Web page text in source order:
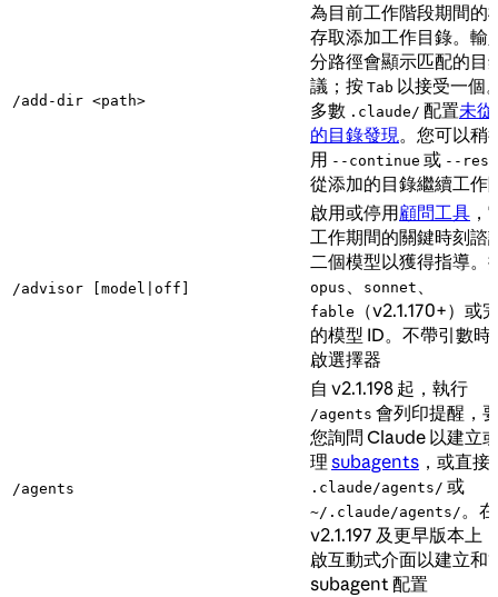
/add-dir <path>
為目前工作階段期間的
存取添加工作目錄。輸
分路徑會顯示匹配的目
議；按 Tab 以接受一個
多數 .claude/ 配置未
的目錄發現。您可以稍
用 --continue 或 --
從添加的目錄繼續工作
/advisor [model|off]
啟用或停用顧問工具 ，
工作期間的關鍵時刻諮
二個模型以獲得指導。
opus 、 sonnet 、
fable
（v2.1.170+）或
的模型 ID。不帶引數時
啟選擇器
/agents
自 v2.1.198 起，執行
/agents 會列印提醒，
您詢問 Claude 以建立
理 subagents ，或直接
.claude/agents/ 或
~/.claude/agents/。在
v2.1.197 及更早版本上
啟互動式介面以建立和
subagent 配置